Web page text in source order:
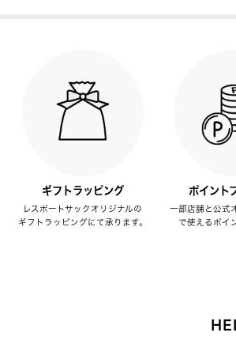
ギフトラッピング
レスポートサックオリジナルの
ギフトラッピングにて承ります。
ポイント
一部店舗と公式
で使えるポイ